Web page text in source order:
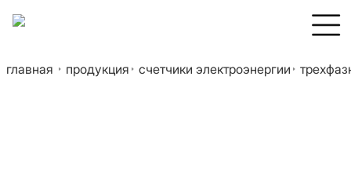
главная продукция счетчики электроэнергии